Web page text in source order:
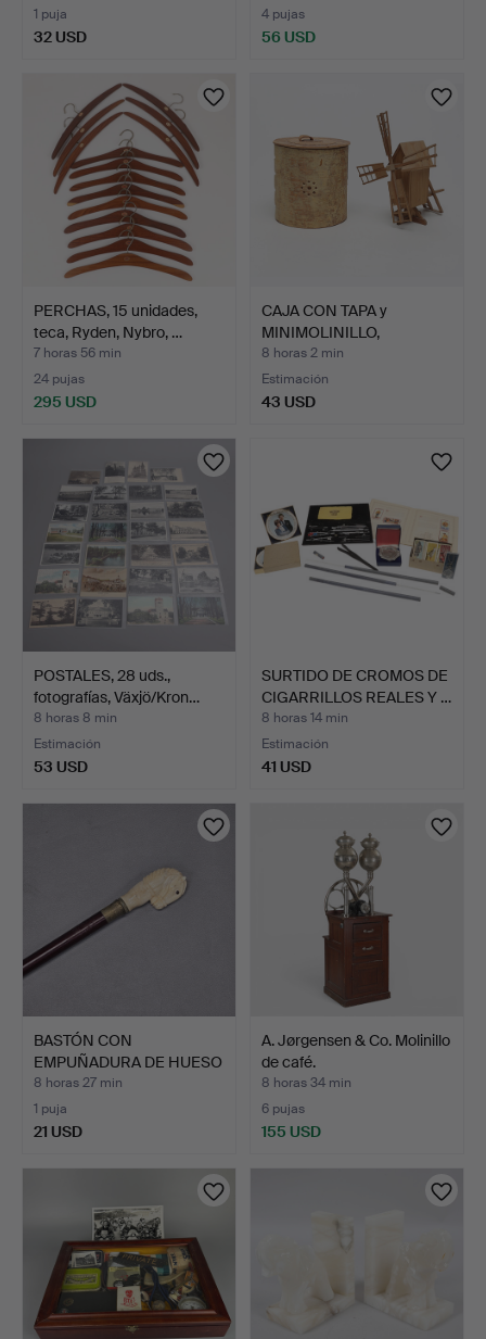
1 puja
32 USD
4 pujas
56 USD
PERCHAS, 15 unidades,
teca, Ryden, Nybro, …
7 horas 56 min
24 pujas
295 USD
CAJA CON TAPA y
MINIMOLINILLO,
madera/cort…
8 horas 2 min
Estimación
43 USD
POSTALES, 28 uds.,
fotografías, Växjö/Kron…
8 horas 8 min
Estimación
53 USD
SURTIDO DE CROMOS DE
CIGARRILLOS REALES Y …
8 horas 14 min
Estimación
41 USD
BASTÓN CON
EMPUÑADURA DE HUESO
TALLADO.
8 horas 27 min
1 puja
21 USD
A. Jørgensen & Co. Molinillo
de café.
8 horas 34 min
6 pujas
155 USD